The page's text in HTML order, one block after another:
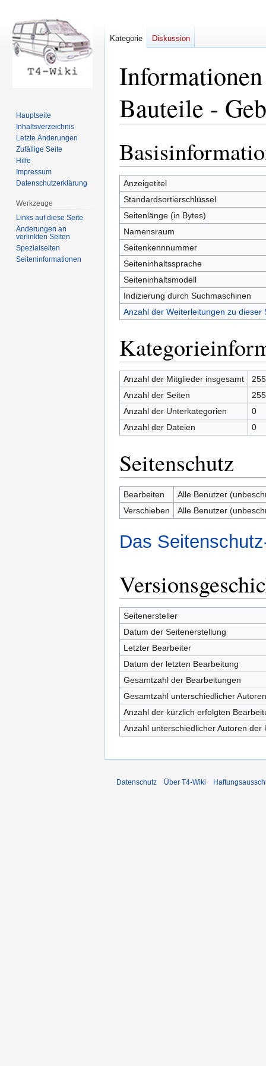
Bauteile -
Navigation
springen
Suche
springen
Anzeigetitel
Standardsortierschlüssel
Seitenlänge (in Bytes)
Namensraum
Seitenkennnummer
Seiteninhaltssprache
Seiteninhaltsmodell
Indizierung durch Suchmaschinen
Anzahl der Weiterleitungen zu dieser
Anzahl der Mitglieder insgesamt
255
Anzahl der Seiten
255
Anzahl der Unterkategorien
0
Anzahl der Dateien
0
Seitenschutz
Bearbeiten
Alle Benutzer
Verschieben
Alle Benutzer
Das
Seitenersteller
Datum der Seitenerstellung
Letzter Bearbeiter
Datum der letzten Bearbeitung
Gesamtzahl der Bearbeitungen
Gesamtzahl unterschiedlicher Autoren
Anzahl der kürzlich erfolgten
Anzahl unterschiedlicher Autoren
Kategorie Diskussion
Hauptseite
Inhaltsverzeichnis
Letzte Änderungen
Zufällige Seite
Hilfe
Impressum
Datenschutzerklärung
Werkzeuge
Links auf diese Seite
Änderungen an
verlinkten Seiten
Spezialseiten
Seiten­informationen
Datenschutz Über T4-Wiki